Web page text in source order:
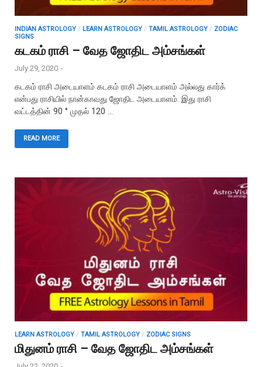
INDIAN ASTROLOGY / LEARN ASTROLOGY / TAMIL ASTROLOGY / ZODIAC
SIGNS
கடகம் ராசி – வேத ஜோதிட அம்சங்கள்
July 29, 2020 -
கடகம் ராசி அடையாளம் கடகம் ராசி அடையாளம் அல்லது கார்க்
என்பது ராசியில் நான்காவது ஜோதிட அடையாளம். இது ராசி
வட்டத்தின் 90 ° முதல் 120 …
READ MORE
LEARN ASTROLOGY / TAMIL ASTROLOGY / ZODIAC SIGNS
மிதுனம் ராசி – வேத ஜோதிட அம்சங்கள்